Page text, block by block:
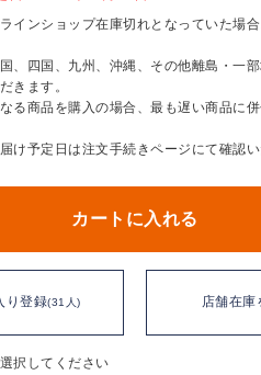
インショップ在庫切れとなっていた場
、四国、九州、沖縄、その他離島・一
きます。
る商品を購入の場合、最も遅い商品に併
け予定日は注文手続きページにて確認い
カートに入れる
り登録(31人) 店舗在庫
択してください